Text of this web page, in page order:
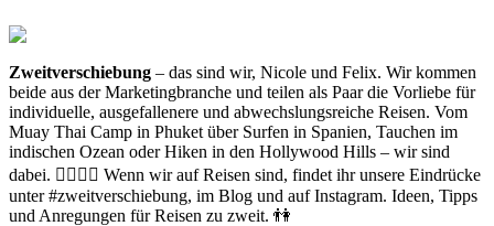
Zweitverschiebung – das sind wir, Nicole und Felix. Wir kommen
beide aus der Marketingbranche und teilen als Paar die Vorliebe für
individuelle, ausgefallenere und abwechslungsreiche Reisen. Vom
Muay Thai Camp in Phuket über Surfen in Spanien, Tauchen im
indischen Ozean oder Hiken in den Hollywood Hills – wir sind
dabei. 🙋‍♀️🙋‍♂️ Wenn wir auf Reisen sind, findet ihr unsere Eindrücke
unter #zweitverschiebung, im Blog und auf Instagram. Ideen, Tipps
und Anregungen für Reisen zu zweit. 👫